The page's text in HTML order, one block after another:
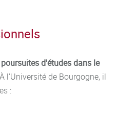
d'études dans le
À l’Université de Bourgogne, il
: